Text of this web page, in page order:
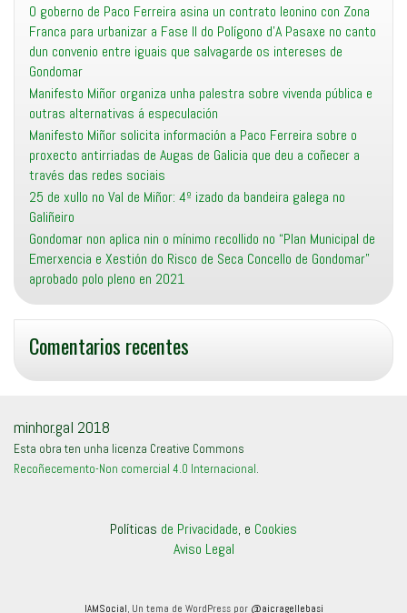
O goberno de Paco Ferreira asina un contrato leonino con Zona
Franca para urbanizar a Fase II do Polígono d’A Pasaxe no canto
dun convenio entre iguais que salvagarde os intereses de
Gondomar
Manifesto Miñor organiza unha palestra sobre vivenda pública e
outras alternativas á especulación
Manifesto Miñor solicita información a Paco Ferreira sobre o
proxecto antirriadas de Augas de Galicia que deu a coñecer a
través das redes sociais
25 de xullo no Val de Miñor: 4º izado da bandeira galega no
Galiñeiro
Gondomar non aplica nin o mínimo recollido no “Plan Municipal de
Emerxencia e Xestión do Risco de Seca Concello de Gondomar”
aprobado polo pleno en 2021
Comentarios recentes
minhor.gal 2018
Esta obra ten unha licenza Creative Commons
Recoñecemento-Non comercial 4.0 Internacional.
Políticas de Privacidade, e Cookies
Aviso Legal
IAMSocial , Un tema de WordPress por @aicragellebasi